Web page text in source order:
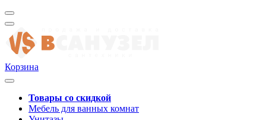
Корзина
Товары со скидкой
Мебель для ванных комнат